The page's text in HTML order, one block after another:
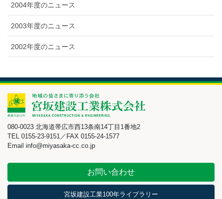
2004年度のニュース
2003年度のニュース
2002年度のニュース
080-0023 北海道帯広市西13条南14丁目1番地2
TEL 0155-23-9151／FAX 0155-24-1577
Email info@miyasaka-cc.co.jp
お問い合わせ
宮坂建設工業100年ライブラリー